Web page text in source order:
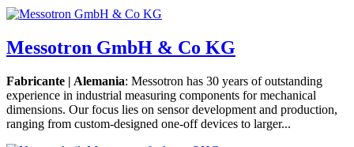
Messotron GmbH & Co KG
Fabricante | Alemania: Messotron has 30 years of outstanding
experience in industrial measuring components for mechanical
dimensions. Our focus lies on sensor development and production,
ranging from custom-designed one-off devices to larger...